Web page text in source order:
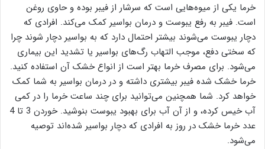
خرما یکی از میوه‌هایی است که سرشار از فیبر بوده و حاوی روغن
است. فیبر به رفع یبوست و درمان بواسیر کمک می‌کند. افرادی که
دچار یبوست می‌شوند بیشتر احتمال دارد که به بواسیر دچار شوند چرا
که سختی دفع، موجب التهاب رگ‌های بواسیر یا تشدید این بیماری
می‌شود. برای مصرف خرما بهتر است از انواع خشک آن استفاده کنید.
خرما خشک شده فیبر بیشتری داشته و در درمان بواسیر به شما کمک
خواهد کرد. شما همچنین می‌توانید برای چند ساعت خرما را در کمی
آب خیس کرده، و از آن آب برای بهبود یبوست بنوشید. خوردن 3 تا 4
عدد خرما خشک در روز به افرادی که دچار بواسیر شده‌اند توصیه
می‌شود.